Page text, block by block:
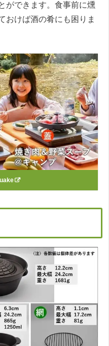
ができます。食事前に燻
おけば酒の肴にも困りま